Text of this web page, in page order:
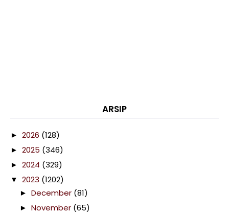
ARSIP
► 2026 (128)
► 2025 (346)
► 2024 (329)
▼ 2023 (1202)
► December (81)
► November (65)